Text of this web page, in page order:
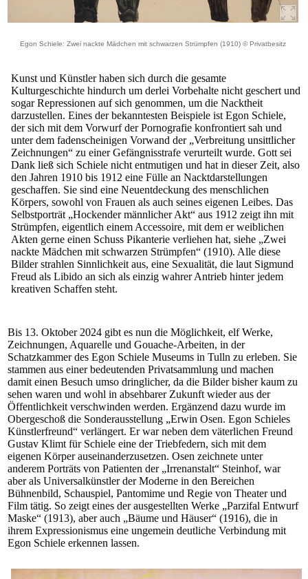
Egon Schiele: Zwei nackte Mädchen mit schwarzen Strümpfen (1910) © Privatbesitz
Kunst und Künstler haben sich durch die gesamte
Kulturgeschichte hindurch um derlei Vorbehalte nicht geschert und
sogar Repressionen auf sich genommen, um die Nacktheit
darzustellen. Eines der bekanntesten Beispiele ist Egon Schiele,
der sich mit dem Vorwurf der Pornografie konfrontiert sah und
unter dem fadenscheinigen Vorwand der „Verbreitung unsittlicher
Zeichnungen“ zu einer Gefängnisstrafe verurteilt wurde. Gott sei
Dank ließ sich Schiele nicht entmutigen und hat in dieser Zeit, also
den Jahren 1910 bis 1912 eine Fülle an Nacktdarstellungen
geschaffen. Sie sind eine Neuentdeckung des menschlichen
Körpers, sowohl von Frauen als auch seines eigenen Leibes. Das
Selbstporträt „Hockender männlicher Akt“ aus 1912 zeigt ihn mit
Strümpfen, eigentlich einem Accessoire, mit dem er weiblichen
Akten gerne einen Schuss Pikanterie verliehen hat, siehe „Zwei
nackte Mädchen mit schwarzen Strümpfen“ (1910). Alle diese
Bilder strahlen Sinnlichkeit aus, eine Sexualität, die laut Sigmund
Freud als Libido an sich als einzig wahrer Antrieb hinter jedem
kreativen Schaffen steht.
Bis 13. Oktober 2024 gibt es nun die Möglichkeit, elf Werke,
Zeichnungen, Aquarelle und Gouache-Arbeiten, in der
Schatzkammer des Egon Schiele Museums in Tulln zu erleben. Sie
stammen aus einer bedeutenden Privatsammlung und machen
damit einen Besuch umso dringlicher, da die Bilder bisher kaum zu
sehen waren und wohl in absehbarer Zukunft wieder aus der
Öffentlichkeit verschwinden werden. Ergänzend dazu wurde im
Obergeschoß die Sonderausstellung „Erwin Osen. Egon Schieles
Künstlerfreund“ verlängert. Er war neben dem väterlichen Freund
Gustav Klimt für Schiele eine der Triebfedern, sich mit dem
eigenen Körper auseinanderzusetzen. Osen zeichnete unter
anderem Porträts von Patienten der „Irrenanstalt“ Steinhof, war
aber als Universalkünstler der Moderne in den Bereichen
Bühnenbild, Schauspiel, Pantomime und Regie von Theater und
Film tätig. So zeigt eines der ausgestellten Werke „Parzifal Entwurf
Maske“ (1913), aber auch „Bäume und Häuser“ (1916), die in
ihrem Expressionismus eine ungemein deutliche Verbindung mit
Egon Schiele erkennen lassen.